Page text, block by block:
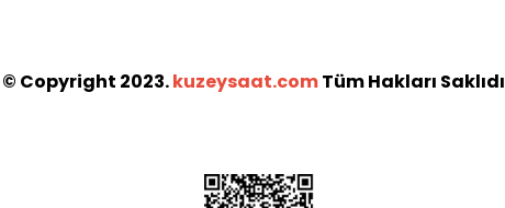
© Copyright 2023.kuzeysaat.comTüm Hakları